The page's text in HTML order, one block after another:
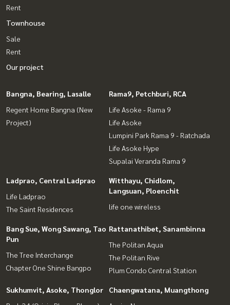
Rent
Townhouse
Sale
Rent
Our project
Bangna, Bearing, Lasalle
Regent Home Bangna (New
Project)
Rama9, Petchburi, RCA
Life Asoke - Rama 9
Life Asoke
Lumpini Park Rama 9 - Ratchada
Life Asoke Hype
Supalai Veranda Rama 9
Ladprao, Central Ladprao
Life Ladprao
The Saint Residences
Witthayu, Chidlom,
Langsuan, Ploenchit
life one wireless
Bang Sue, Wong Sawang, Tao
Pun
The Tree Interchange
Chapter One Shine Bangpo
Rattanathibet, Sanambinna
The Politan Aqua
The Politan Rive
Plum Condo Central Station
Sukhumvit, Asoke, Thonglor
Chaengwatana, Muangthong